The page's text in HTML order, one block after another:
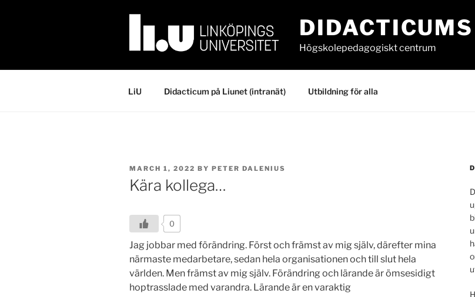
Högskolepedagogiskt centrum
LiU Didacticum på Liunet (intranät) Utbildning för alla
POSTED
ON
MARCH 1, 2022 BY PETER DALENIUS
Kära kollega…
0
Jag jobbar med förändring. Först och främst av mig själv, därefter mina
närmaste medarbetare, sedan hela organisationen och till slut hela
världen. Men främst av mig själv. Förändring och lärande är ömsesidigt
hoptrasslade med varandra. Lärande är en varaktig